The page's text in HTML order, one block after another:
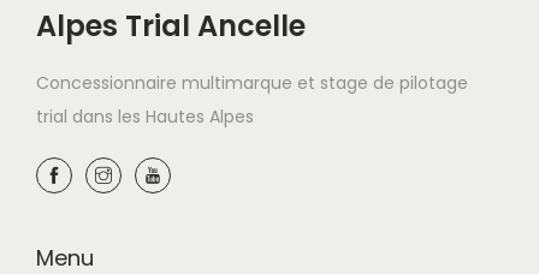
Alpes Trial Ancelle
Concessionnaire multimarque et stage de pilotage
trial dans les Hautes Alpes
Menu